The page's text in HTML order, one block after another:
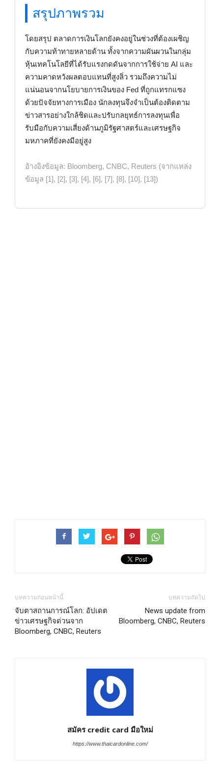
สรุปภาพรวม
โดยสรุป ตลาดการเงินโลกยังคงอยู่ในช่วงที่ต้องเผชิญ
กับความท้าทายหลายด้าน ทั้งจากความผันผวนในกลุ่ม
หุ้นเทคโนโลยีที่ได้รับแรงกดดันจากการใช้จ่าย AI และ
ความคาดหวังผลตอบแทนที่สูงลิ่ว รวมถึงความไม่
แน่นอนจากนโยบายการเงินของ Fed ที่ถูกแทรกแซง
ด้วยปัจจัยทางการเมือง นักลงทุนจึงจำเป็นต้องติดตาม
ข่าวสารอย่างใกล้ชิดและปรับกลยุทธ์การลงทุนเพื่อ
รับมือกับความเสี่ยงด้านภูมิรัฐศาสตร์และเศรษฐกิจ
มหภาคที่ยังคงมีอยู่สูง
อ้างอิงข้อมูล: Bloomberg, CNBC, Reuters (จากแหล่ง
ข้อมูล [1], [2], [3], [4], [6], [7], [8], [10], [13])
บทความก่อนหน้านี้
จับตาสถานการณ์โลก: อัปเดต
ข่าวเศรษฐกิจด่วนจาก
Bloomberg, CNBC, Reuters
บทความถัดไป
News update from
Bloomberg, CNBC, Reuters
สมัคร credit card มือใหม่
https://www.thaicardonline.com/